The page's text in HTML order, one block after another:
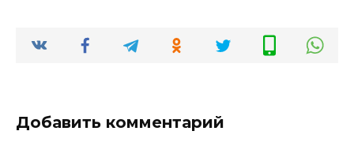
Добавить комментарий